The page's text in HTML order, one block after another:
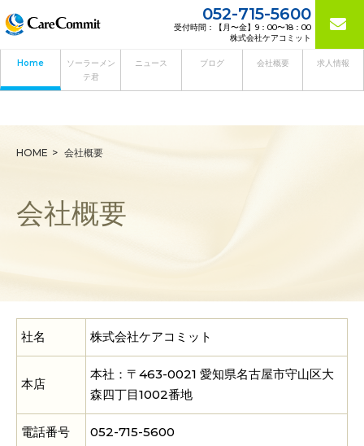
052-715-5600
受付時間：【月〜金】9：00〜18：00
株式会社ケアコミット
Home
ソーラーメン
テ君
ニュース ブログ 会社概要 求人情報
HOME 会社概要
会社概要
社名 株式会社ケアコミット
本店
本社：〒463-0021 愛知県名古屋市守山区大
森四丁目1002番地
電話番号 052-715-5600